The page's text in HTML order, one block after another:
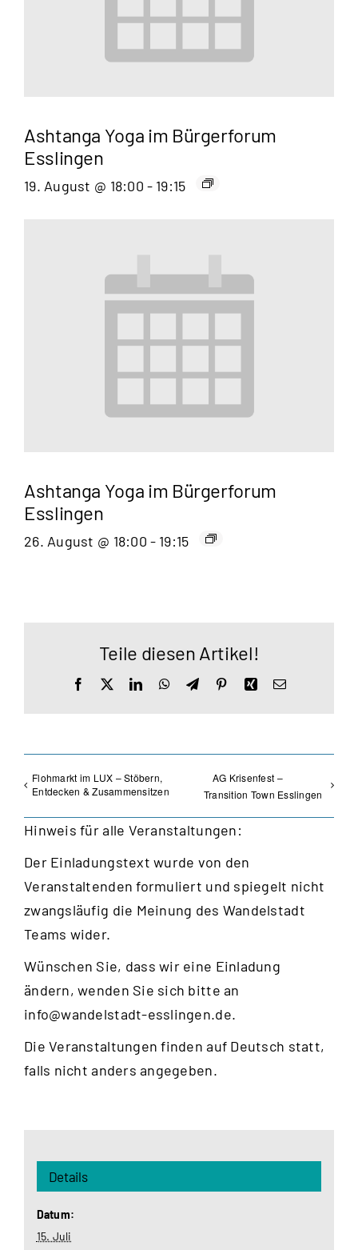
Ashtanga Yoga im Bürgerforum
Esslingen
19. August @ 18:00 - 19:15
Ashtanga Yoga im Bürgerforum
Esslingen
26. August @ 18:00 - 19:15
Teile diesen Artikel!
Facebook LinkedInWhatsApp
TelegramPinterestXingE-
Flohmarkt im LUX – Stöbern,
Entdecken & Zusammensitzen
AG Krisenfest –
Transition Town Esslingen
Hinweis für alle Veranstaltungen:
Der Einladungstext wurde von den
Veranstaltenden formuliert und spiegelt nicht
zwangsläufig die Meinung des Wandelstadt
Teams wider.
Wünschen Sie, dass wir eine Einladung
ändern, wenden Sie sich bitte an
info@wandelstadt-esslingen.de.
Die Veranstaltungen finden auf Deutsch statt,
falls nicht anders angegeben.
Details
Datum:
15. Juli